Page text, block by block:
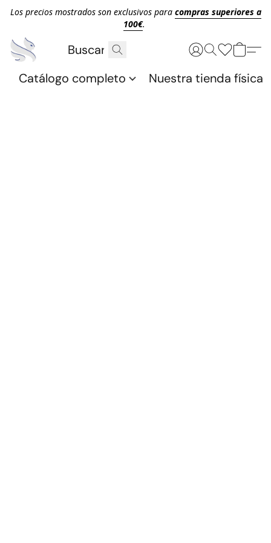
Los precios mostrados son exclusivos para compras superiores a
100€.
Catálogo completo Nuestra tienda física